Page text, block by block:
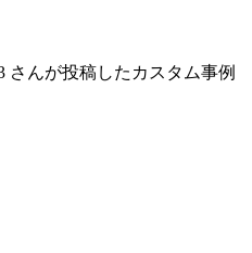
さんが投稿したカスタム事例